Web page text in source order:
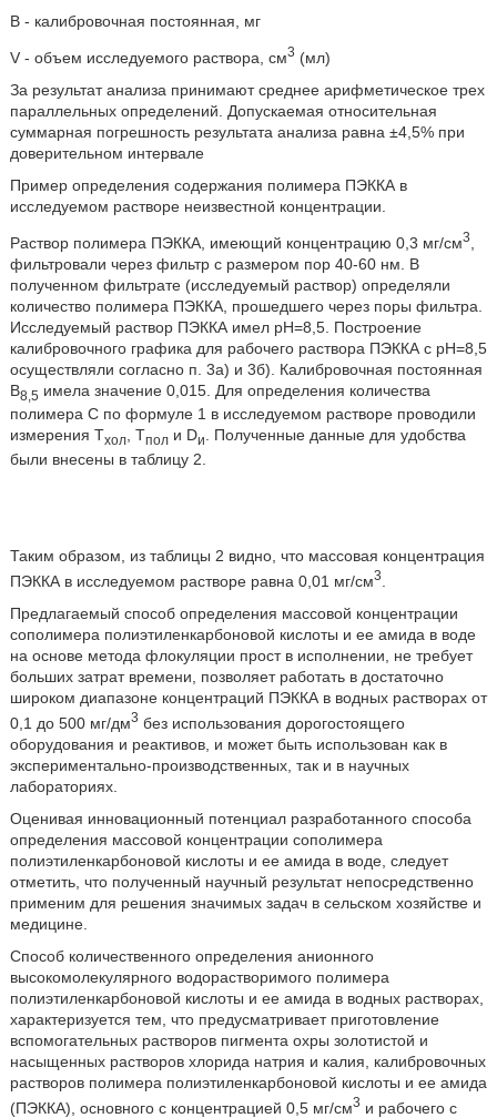
В - калибровочная постоянная, мг
V - объем исследуемого раствора, см3 (мл)
За результат анализа принимают среднее арифметическое трех
параллельных определений. Допускаемая относительная
суммарная погрешность результата анализа равна ±4,5% при
доверительном интервале
Пример определения содержания полимера ПЭККА в
исследуемом растворе неизвестной концентрации.
Раствор полимера ПЭККА, имеющий концентрацию 0,3 мг/см3
фильтровали через фильтр с размером пор 40-60 нм. В
полученном фильтрате (исследуемый раствор) определяли
количество полимера ПЭККА, прошедшего через поры фильтра.
Исследуемый раствор ПЭККА имел рН=8,5. Построение
калибровочного графика для рабочего раствора ПЭККА с рН=8,5
осуществляли согласно п. 3а) и 3б). Калибровочная постоянная
В8,5 имела значение 0,015. Для определения количества
полимера С по формуле 1 в исследуемом растворе проводили
измерения Тхол, Тполи Dи. Полученные данные для удобства
были внесены в таблицу 2.
Таким образом, из таблицы 2 видно, что массовая концентрация
ПЭККА в исследуемом растворе равна 0,01 мг/см3
Предлагаемый способ определения массовой концентрации
сополимера полиэтиленкарбоновой кислоты и ее амида в воде
на основе метода флокуляции прост в исполнении, не требует
больших затрат времени, позволяет работать в достаточно
широком диапазоне концентраций ПЭККА в водных растворах от
0,1 до 500 мг/дм3 без использования дорогостоящего
оборудования и реактивов, и может быть использован как в
экспериментально-производственных, так и в научных
лабораториях.
Оценивая инновационный потенциал разработанного способа
определения массовой концентрации сополимера
полиэтиленкарбоновой кислоты и ее амида в воде, следует
отметить, что полученный научный результат непосредственно
применим для решения значимых задач в сельском хозяйстве и
медицине.
Способ количественного определения анионного
высокомолекулярного водорастворимого полимера
полиэтиленкарбоновой кислоты и ее амида в водных растворах,
характеризуется тем, что предусматривает приготовление
вспомогательных растворов пигмента охры золотистой и
насыщенных растворов хлорида натрия и калия, калибровочных
растворов полимера полиэтиленкарбоновой кислоты и ее амида
(ПЭККА), основного с концентрацией 0,5 мг/см3 и рабочего с